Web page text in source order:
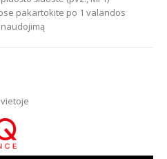
pakartokite po 1 valandos